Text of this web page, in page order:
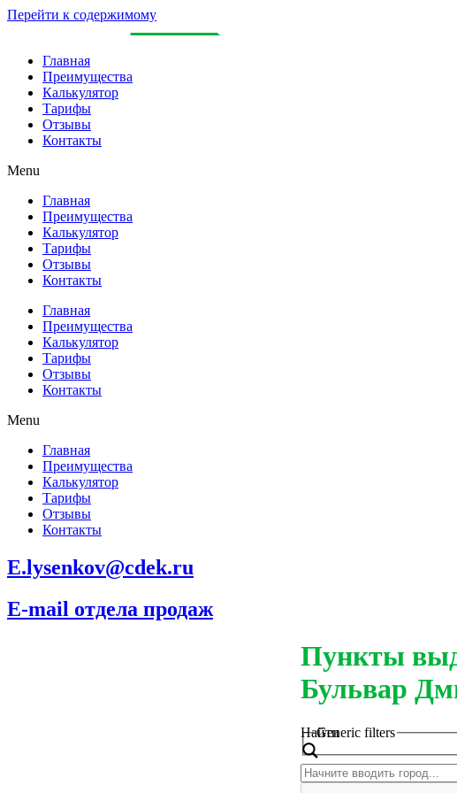
Перейти к содержимому
Главная
Преимущества
Калькулятор
Тарифы
Отзывы
Контакты
Menu
Главная
Преимущества
Калькулятор
Тарифы
Отзывы
Контакты
Главная
Преимущества
Калькулятор
Тарифы
Отзывы
Контакты
Menu
Главная
Преимущества
Калькулятор
Тарифы
Отзывы
Контакты
E.lysenkov@cdek.ru
E-mail отдела продаж
Пункты
Бульвар
Найти
Generic filters